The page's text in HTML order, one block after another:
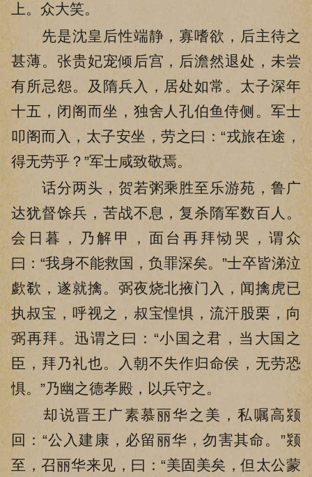
上。众大笑。
先是沈皇后性端静，寡嗜欲，后主待之
甚薄。张贵妃宠倾后宫，后澹然退处，未尝
有所忌怨。及隋兵入，居处如常。太子深年
十五，闭阁而坐，独舍人孔伯鱼侍侧。军士
叩阁而入，太子安坐，劳之曰：“戎旅在途，
得无劳乎？”军士咸致敬焉。
话分两头，贺若粥乘胜至乐游苑，鲁广
达犹督馀兵，苦战不息，复杀隋军数百人。
会日暮，乃解甲，面台再拜恸哭，谓众
曰：“我身不能救国，负罪深矣。”士卒皆涕泣
歔欷，遂就擒。弼夜烧北掖门入，闻擒虎已
执叔宝，呼视之，叔宝惶惧，流汗股栗，向
弼再拜。迅谓之曰：“小国之君，当大国之
臣，拜乃礼也。入朝不失作归命侯，无劳恐
惧。”乃幽之德孝殿，以兵守之。
却说晋王广素慕丽华之美，私嘱高颎
回：“公入建康，必留丽华，勿害其命。”颎
至，召丽华来见，曰：“美固美矣，但太公蒙